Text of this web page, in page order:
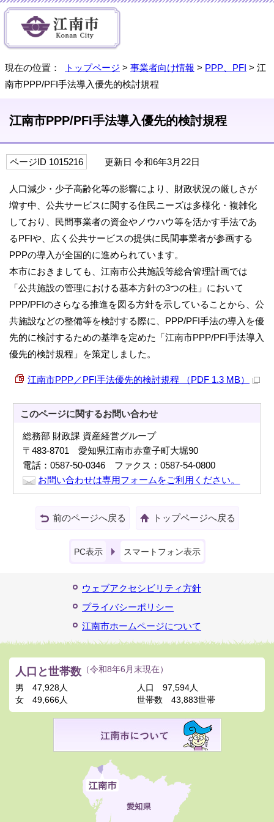
現在の位置： トップページ > 事業者向け情報 > PPP、PFI > 江
南市PPP/PFI手法導入優先的検討規程
江南市PPP/PFI手法導入優先的検討規程
ページID 1015216 更新日 令和6年3月22日
人口減少・少子高齢化等の影響により、財政状況の厳しさが
増す中、公共サービスに関する住民ニーズは多様化・複雑化
しており、民間事業者の資金やノウハウ等を活かす手法であ
るPFIや、広く公共サービスの提供に民間事業者が参画する
PPPの導入が全国的に進められています。
本市におきましても、江南市公共施設等総合管理計画では
「公共施設の管理における基本方針の3つの柱」において
PPP/PFIのさらなる推進を図る方針を示していることから、公
共施設などの整備等を検討する際に、PPP/PFI手法の導入を優
先的に検討するための基準を定めた「江南市PPP/PFI手法導入
優先的検討規程」を策定しました。
江南市PPP／PFI手法優先的検討規程 （PDF 1.3 MB）
このページに関するお問い合わせ
総務部 財政課 資産経営グループ
〒483-8701 愛知県江南市赤童子町大堀90
電話：0587-50-0346 ファクス：0587-54-0800
お問い合わせは専用フォームをご利用ください。
前のページへ戻る トップページへ戻る
PC表示 スマートフォン表示
ウェブアクセシビリティ方針
プライバシーポリシー
江南市ホームページについて
人口と世帯数 （令和8年6月末現在）
男
47,928人
女
49,666人
人口
97,594人
世帯数
43,883世帯